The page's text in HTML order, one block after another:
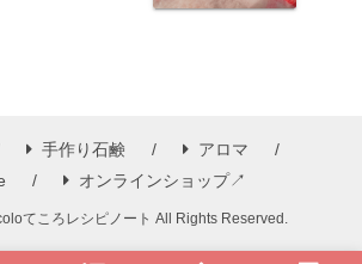
手作り石鹸
アロマ
オンラインショップ↗
てころレシピノート All Rights Reserved.